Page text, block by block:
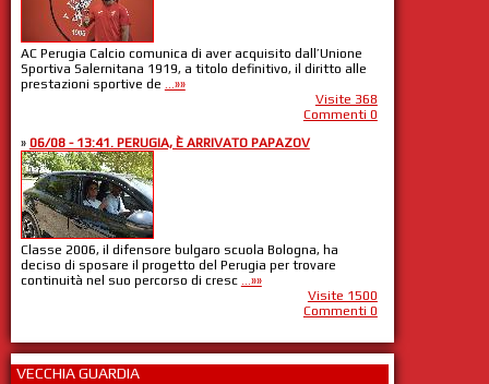
AC Perugia Calcio comunica di aver acquisito dall’Unione
Sportiva Salernitana 1919, a titolo definitivo, il diritto alle
prestazioni sportive de ...»»
Visite 368
Commenti 0
» 06/08 - 13:41. PERUGIA, È ARRIVATO PAPAZOV
Classe 2006, il difensore bulgaro scuola Bologna, ha
deciso di sposare il progetto del Perugia per trovare
continuità nel suo percorso di cresc ...»»
Visite 1500
Commenti 0
VECCHIA GUARDIA